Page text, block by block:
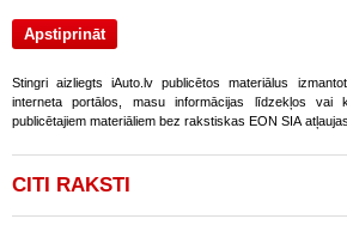
Stingri aizliegts iAuto.lv publicētos materiālus
interneta portālos, masu informācijas līdzekļos
publicētajiem materiāliem bez rakstiskas EON SIA
CITI RAKSTI